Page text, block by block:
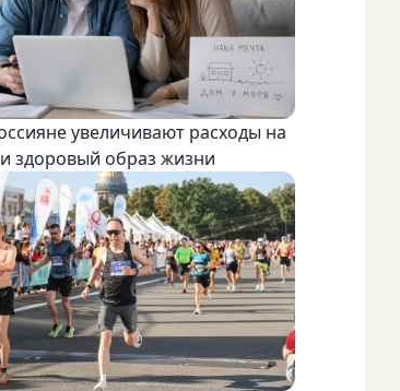
увеличивают расходы на
здоровый образ жизни